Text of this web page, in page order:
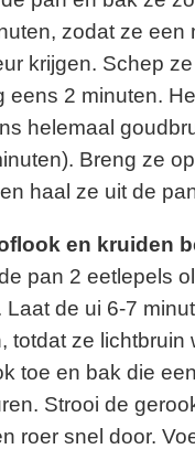
zodat ze een
krijgen. Schep
eens 2 minuten.
helemaal
Breng ze
haal ze uit de
en kruiden
pan 2 eetlepels
Laat de ui 6-7
totdat ze lichtbruin
toe en bak die
Strooi de
roer snel door.